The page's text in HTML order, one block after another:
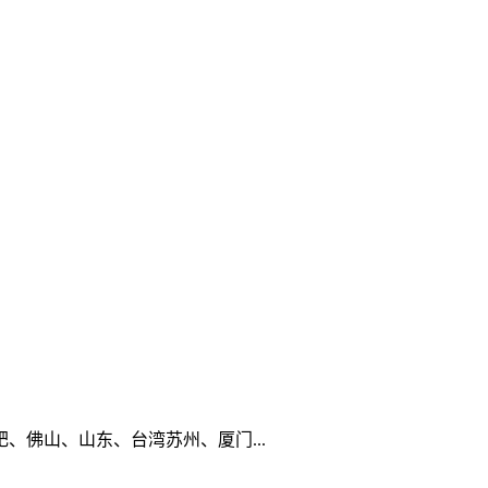
佛山、山东、台湾苏州、厦门...